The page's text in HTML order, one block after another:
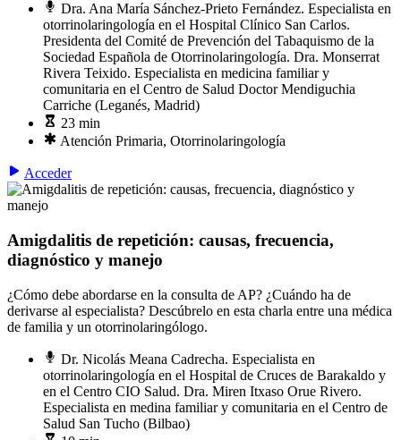
Dra. Ana María Sánchez-Prieto Fernández. Especialista en
otorrinolaringología en el Hospital Clínico San Carlos.
Presidenta del Comité de Prevención del Tabaquismo de la
Sociedad Española de Otorrinolaringología. Dra. Monserrat
Rivera Teixido. Especialista en medicina familiar y
comunitaria en el Centro de Salud Doctor Mendiguchia
Carriche (Leganés, Madrid)
23 min
Atención Primaria, Otorrinolaringología
Acceder
Amigdalitis de repetición: causas, frecuencia,
diagnóstico y manejo
¿Cómo debe abordarse en la consulta de AP? ¿Cuándo ha de
derivarse al especialista? Descúbrelo en esta charla entre una médica
de familia y un otorrinolaringólogo.
Dr. Nicolás Meana Cadrecha. Especialista en
otorrinolaringología en el Hospital de Cruces de Barakaldo y
en el Centro CIO Salud. Dra. Miren Itxaso Orue Rivero.
Especialista en medina familiar y comunitaria en el Centro de
Salud San Tucho (Bilbao)